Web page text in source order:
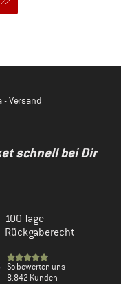
Versand
schnell bei Dir
100 Tage
Rückgaberecht
So bewerten uns
8.842 Kunden